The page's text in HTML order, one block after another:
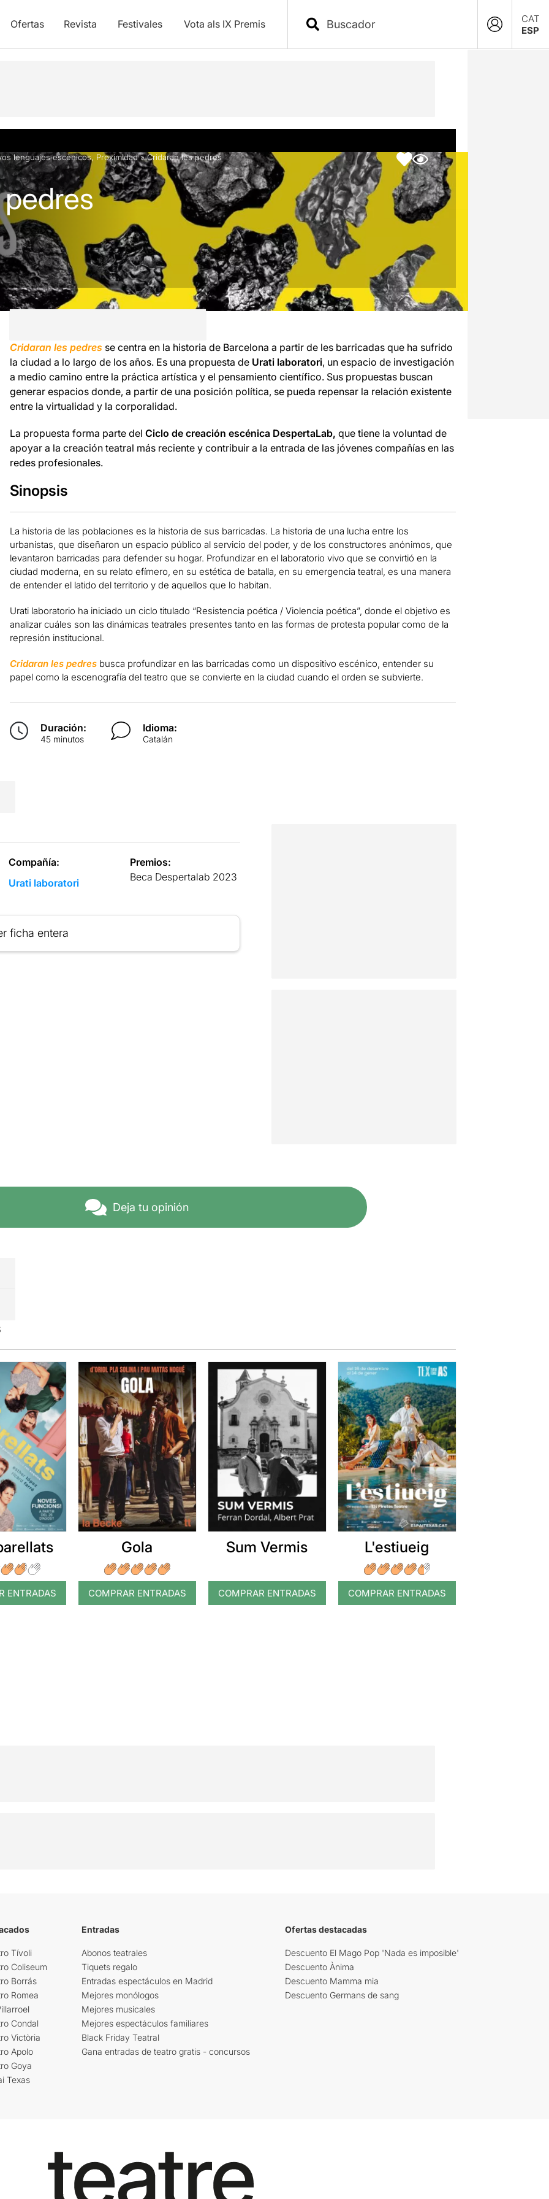
Ofertas Revista Festivales Vota als IX Premis
CAT
ESP
lenguajes escénicos, Proximidad»Cridaran les pedres
Cridaran les pedres se centra en la historia de Barcelona a partir de les barricadas que ha sufrido
la ciudad a lo largo de los años. Es una propuesta de Urati laboratori, un espacio de investigación
a medio camino entre la práctica artística y el pensamiento científico. Sus propuestas buscan
generar espacios donde, a partir de una posición política, se pueda repensar la relación existente
entre la virtualidad y la corporalidad.
La propuesta forma parte del Ciclo de creación escénica DespertaLab, que tiene la voluntad de
apoyar a la creación teatral más reciente y contribuir a la entrada de las jóvenes compañías en las
redes profesionales.
Sinopsis
La historia de las poblaciones es la historia de sus barricadas. La historia de una lucha entre los
urbanistas, que diseñaron un espacio público al servicio del poder, y de los constructores anónimos, que
levantaron barricadas para defender su hogar. Profundizar en el laboratorio vivo que se convirtió en la
ciudad moderna, en su relato efímero, en su estética de batalla, en su emergencia teatral, es una manera
de entender el latido del territorio y de aquellos que lo habitan.
Urati laboratorio ha iniciado un ciclo titulado “Resistencia poética / Violencia poética”, donde el objetivo es
analizar cuáles son las dinámicas teatrales presentes tanto en las formas de protesta popular como de la
represión institucional.
Cridaran les pedresbusca profundizar en las barricadas como un dispositivo escénico, entender su
papel como la escenografía del teatro que se convierte en la ciudad cuando el orden se subvierte.
Duración:
45 minutos
Idioma:
Catalán
Compañía:
Urati laboratori
Premios:
Beca Despertalab 2023
ficha entera
Deja tu opinión
ENTRADAS
Gola
COMPRAR ENTRADAS
Sum Vermis
COMPRAR ENTRADAS
L'estiueig
COMPRAR ENTRADAS
Tívoli
Coliseum
Borrás
Romea
Condal
Victòria
Apolo
Goya
Texas
Entradas
Abonos teatrales
Tiquets regalo
Entradas espectáculos en Madrid
Mejores monólogos
Mejores musicales
Mejores espectáculos familiares
Black Friday Teatral
Gana entradas de teatro gratis - concursos
Ofertas destacadas
Descuento El Mago Pop 'Nada es imposible'
Descuento Ànima
Descuento Mamma mia
Descuento Germans de sang